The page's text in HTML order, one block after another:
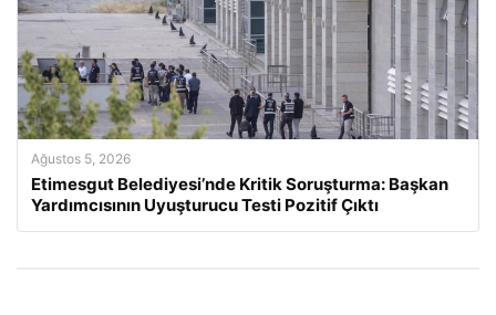
Ağustos 5, 2026
Etimesgut Belediyesi’nde Kritik Soruşturma: Başkan
Yardımcısının Uyuşturucu Testi Pozitif Çıktı